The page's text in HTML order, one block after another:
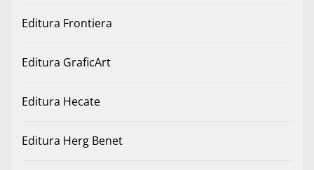
Editura Frontiera
Editura GraficArt
Editura Hecate
Editura Herg Benet